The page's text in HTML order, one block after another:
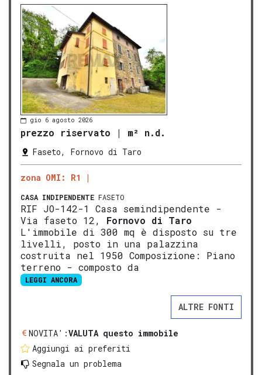
gio 6 agosto 2026
prezzo riservato | m² n.d.
Faseto, Fornovo di Taro
zona OMI: R1
CASA INDIPENDENTE FASETO
RIF JO-142-1 Casa semindipendente -
Via faseto 12, Fornovo di Taro
L'immobile di 300 mq è disposto su tre
livelli, posto in una palazzina
costruita nel 1950 Composizione: Piano
terreno - composto da
LEGGI ANCORA
ALTRE FONTI
NOVITA':VALUTA questo immobile
Aggiungi ai preferiti
Segnala un problema